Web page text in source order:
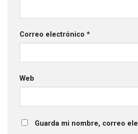
Correo electrónico *
Web
Guarda mi nombre, correo